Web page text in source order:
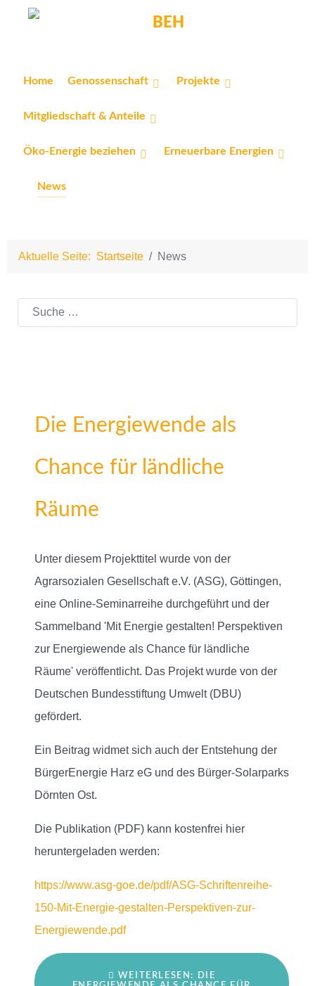
Home Genossenschaft Projekte
Mitgliedschaft & Anteile
Öko-Energie beziehen Erneuerbare Energien
News
Aktuelle Seite: Startseite News
Suchen
Die Energiewende als
Chance für ländliche
Räume
Unter diesem Projekttitel wurde von der
Agrarsozialen Gesellschaft e.V. (ASG), Göttingen,
eine Online-Seminarreihe durchgeführt und der
Sammelband 'Mit Energie gestalten! Perspektiven
zur Energiewende als Chance für ländliche
Räume' veröffentlicht. Das Projekt wurde von der
Deutschen Bundesstiftung Umwelt (DBU)
gefördert.
Ein Beitrag widmet sich auch der Entstehung der
BürgerEnergie Harz eG und des Bürger-Solarparks
Dörnten Ost.
Die Publikation (PDF) kann kostenfrei hier
heruntergeladen werden:
https://www.asg-goe.de/pdf/ASG-Schriftenreihe-
150-Mit-Energie-gestalten-Perspektiven-zur-
Energiewende.pdf
WEITERLESEN: DIE